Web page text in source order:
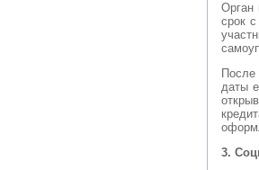
Орган
срок
После
даты
3.